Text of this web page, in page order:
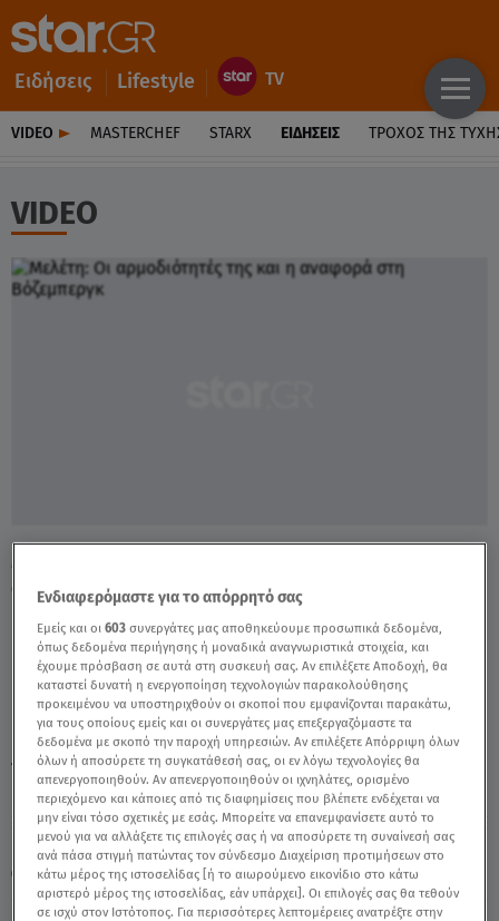
Ειδήσεις Lifestyle
VIDEO MASTERCHEF STARX ΕΙΔΉΣΕΙΣ ΤΡΟΧΌΣ ΤΗΣ
VIDEO
Πέμπτη 6 Αυγούστου 2026
02.04.25, 11:41 ΠΟΛΙΤΙΚΗ
Μελέτη: Οι αρμοδιότητές της και η
αναφορά στη Βόζεμπεργκ - Video
TAGS: ΕΛΕΟΝΩΡΑ ΜΕΛΕΤΗ
Ενδιαφερόμαστε για το απόρρητό σας
Εμείς και οι603 συνεργάτες μας αποθηκεύουμε προσωπικά δεδομένα,
όπως δεδομένα περιήγησης ή μοναδικά αναγνωριστικά στοιχεία, και
έχουμε πρόσβαση σε αυτά στη συσκευή σας. Αν επιλέξετε Αποδοχή, θα
καταστεί δυνατή η ενεργοποίηση τεχνολογιών παρακολούθησης
προκειμένου να υποστηριχθούν οι σκοποί που εμφανίζονται παρακάτω,
για τους οποίους εμείς και οι συνεργάτες μας επεξεργαζόμαστε τα
δεδομένα με σκοπό την παροχή υπηρεσιών. Αν επιλέξετε Απόρριψη όλων
όλων ή αποσύρετε τη συγκατάθεσή σας, οι εν λόγω τεχνολογίες θα
απενεργοποιηθούν. Αν απενεργοποιηθούν οι ιχνηλάτες, ορισμένο
περιεχόμενο και κάποιες από τις διαφημίσεις που βλέπετε ενδέχεται να
μην είναι τόσο σχετικές με εσάς. Μπορείτε να επανεμφανίσετε αυτό το
μενού για να αλλάξετε τις επιλογές σας ή να αποσύρετε τη συναίνεσή σας
ανά πάσα στιγμή πατώντας τον σύνδεσμο Διαχείριση προτιμήσεων στο
κάτω μέρος της ιστοσελίδας [ή το αιωρούμενο εικονίδιο στο κάτω
αριστερό μέρος της ιστοσελίδας, εάν υπάρχει]. Οι επιλογές σας θα τεθούν
σε ισχύ στον Ιστότοπος. Για περισσότερες λεπτομέρειες ανατρέξτε στην